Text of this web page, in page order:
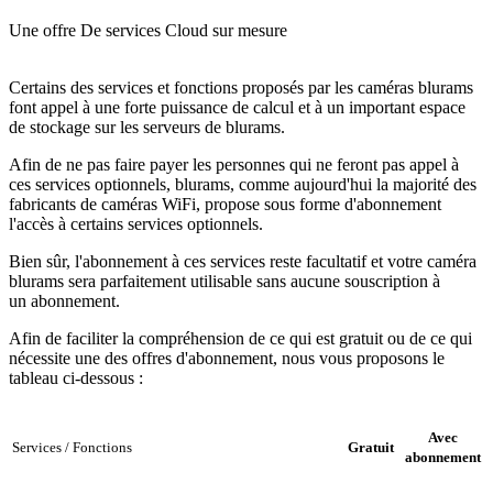
Une offre De services Cloud sur mesure
Certains des services et fonctions proposés par les caméras blurams
font appel à une forte puissance de calcul et à un important espace
de stockage sur les serveurs de blurams.
Afin de ne pas faire payer les personnes qui ne feront pas appel à
ces services optionnels, blurams, comme aujourd'hui la majorité des
fabricants de caméras WiFi, propose sous forme d'abonnement
l'accès à certains services optionnels.
Bien sûr, l'abonnement à ces services reste facultatif et votre caméra
blurams sera parfaitement utilisable sans aucune souscription à
un abonnement.
Afin de faciliter la compréhension de ce qui est gratuit ou de ce qui
nécessite une des offres d'abonnement, nous vous proposons le
tableau ci-dessous :
Services / Fonctions Gratuit
Avec
abonnement